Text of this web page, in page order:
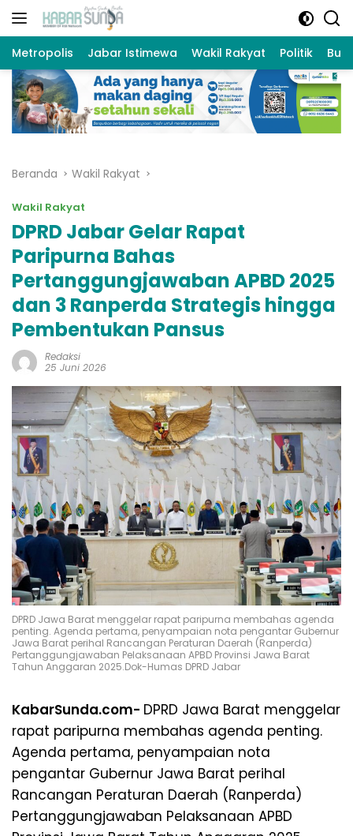
Langsung
Metropolis Jabar Istimewa Wakil Rakyat Politik
Beranda Wakil Rakyat
Wakil Rakyat
DPRD Jabar Gelar Rapat
Paripurna Bahas
Pertanggungjawaban APBD 2025
dan 3 Ranperda Strategis hingga
Pembentukan Pansus
Redaksi
25 Juni 2026
DPRD Jawa Barat menggelar rapat paripurna membahas agenda
penting. Agenda pertama, penyampaian nota pengantar Gubernur
Jawa Barat perihal Rancangan Peraturan Daerah (Ranperda)
Pertanggungjawaban Pelaksanaan APBD Provinsi Jawa Barat
Tahun Anggaran 2025.Dok-Humas DPRD Jabar
KabarSunda.com- DPRD Jawa Barat menggelar
rapat paripurna membahas agenda penting.
Agenda pertama, penyampaian nota
pengantar Gubernur Jawa Barat perihal
Rancangan Peraturan Daerah (Ranperda)
Pertanggungjawaban Pelaksanaan APBD